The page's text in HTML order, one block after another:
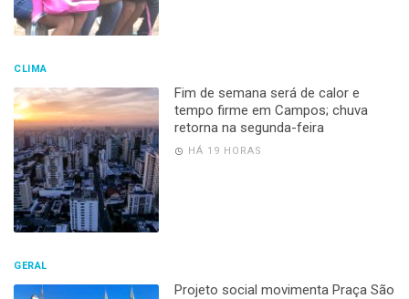
CLIMA
Fim de semana será de calor e
tempo firme em Campos; chuva
retorna na segunda-feira
HÁ 19 HORAS
GERAL
Projeto social movimenta Praça São